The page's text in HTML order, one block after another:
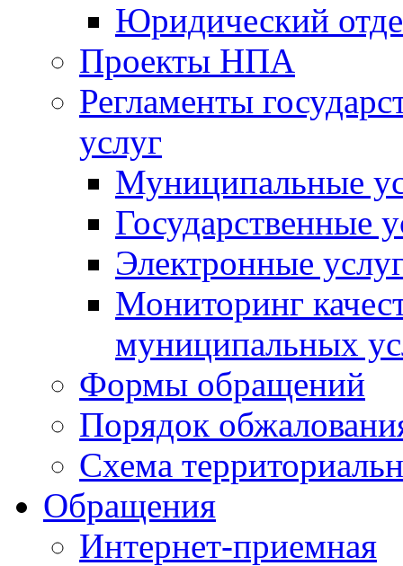
Юридический
Проекты НПА
Регламенты
услуг
Муниципальные
Государственные
Электронные
Мониторинг
муниципальных
Формы обращений
Порядок
Схема
Обращения
Интернет-приемная